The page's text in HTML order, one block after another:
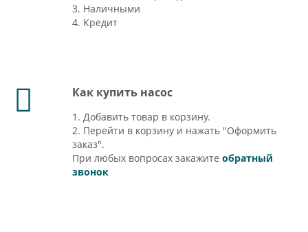
3. Наличными
4. Кредит
Как купить насос
1. Добавить товар в корзину.
2. Перейти в корзину и нажать "Оформить
заказ".
При любых вопросах закажите обратный
звонок